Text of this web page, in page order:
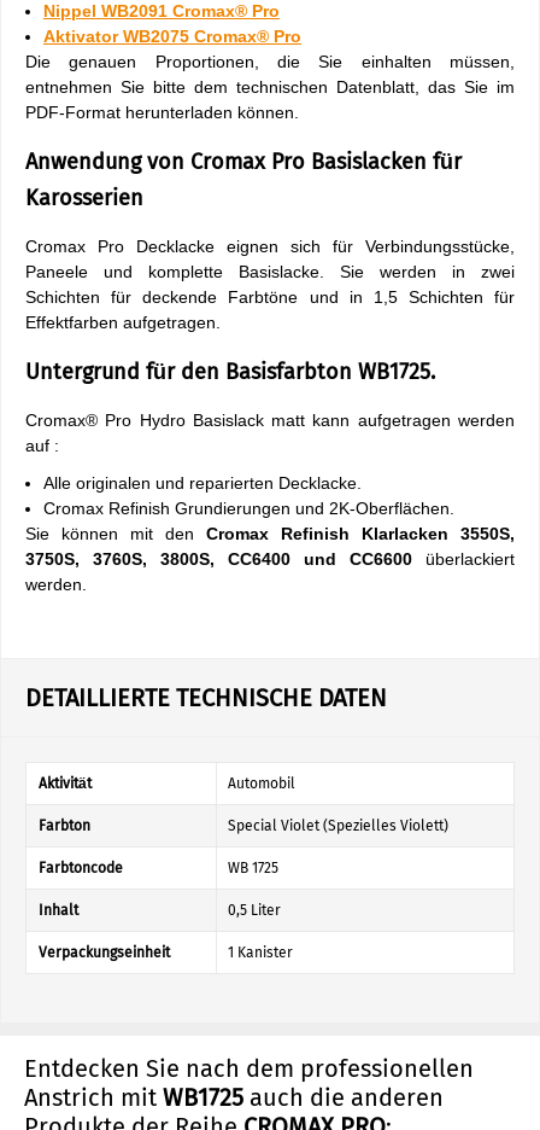
Nippel WB2091 Cromax® Pro
Aktivator WB2075 Cromax® Pro
Die genauen Proportionen, die Sie einhalten müssen,
entnehmen Sie bitte dem technischen Datenblatt, das Sie im
PDF-Format herunterladen können.
Anwendung von Cromax Pro Basislacken für
Karosserien
Cromax Pro Decklacke eignen sich für Verbindungsstücke,
Paneele und komplette Basislacke. Sie werden in zwei
Schichten für deckende Farbtöne und in 1,5 Schichten für
Effektfarben aufgetragen.
Untergrund für den Basisfarbton WB1725.
Cromax® Pro Hydro Basislack matt kann aufgetragen werden
auf :
Alle originalen und reparierten Decklacke.
Cromax Refinish Grundierungen und 2K-Oberflächen.
Sie können mit den Cromax Refinish Klarlacken 3550S,
3750S, 3760S, 3800S, CC6400 und CC6600 überlackiert
werden.
DETAILLIERTE TECHNISCHE DATEN
Aktivität Automobil
Farbton Special Violet (Spezielles Violett)
Farbtoncode WB 1725
Inhalt 0,5 Liter
Verpackungseinheit 1 Kanister
Entdecken Sie nach dem professionellen
Anstrich mit WB1725 auch die anderen